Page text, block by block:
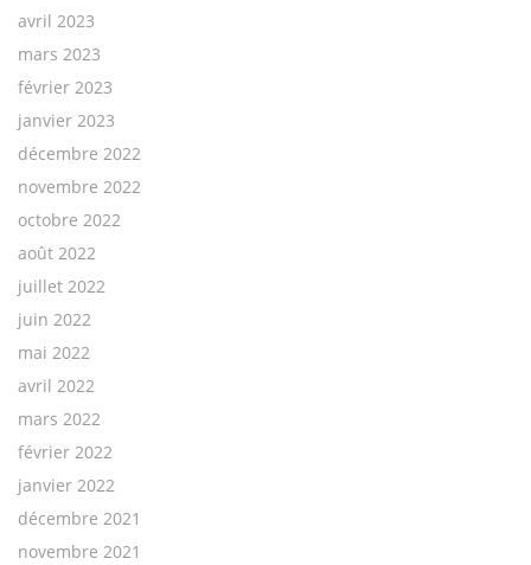
avril 2023
mars 2023
février 2023
janvier 2023
décembre 2022
novembre 2022
octobre 2022
août 2022
juillet 2022
juin 2022
mai 2022
avril 2022
mars 2022
février 2022
janvier 2022
décembre 2021
novembre 2021